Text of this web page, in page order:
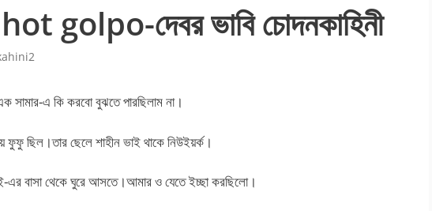
golpo-দেবর ভাবি চোদনকাহিনী
এ কি করবো বুঝতে পারছিলাম না।
ফুফু ছিল।তার ছেলে শাহীন ভাই থাকে নিউইয়র্ক।
বাসা থেকে ঘুরে আসতে।আমার ও যেতে ইচ্ছা করছিলো।